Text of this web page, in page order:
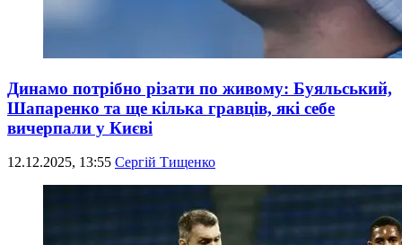
Динамо потрібно різати по живому: Буяльський,
Шапаренко та ще кілька гравців, які себе
вичерпали у Києві
12.12.2025, 13:55 Сергій Тищенко